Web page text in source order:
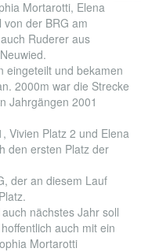
Mortarotti, Elena
von der BRG am
Ruderer aus
eingeteilt und bekamen
2000m war die Strecke
Jahrgängen 2001
Vivien Platz 2 und Elena
den ersten Platz der
der an diesem Lauf
nächstes Jahr soll
auch mit ein
Mortarotti